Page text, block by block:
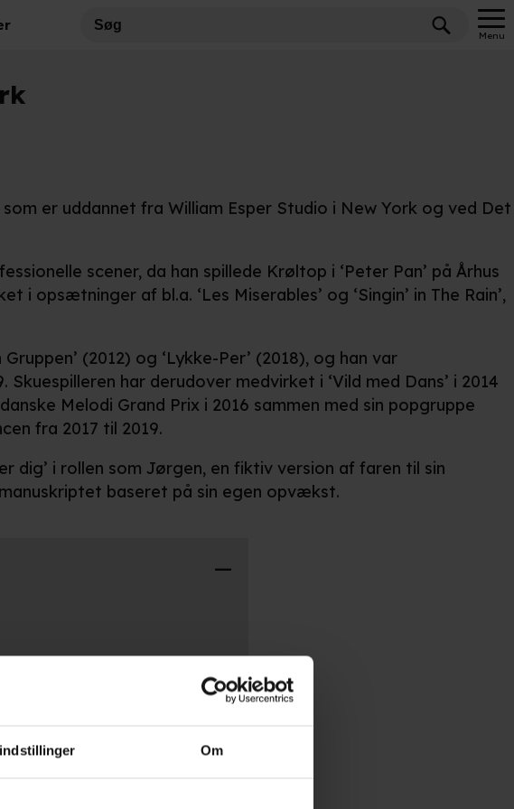
Om
Menu
er uddannet fra William Esper Studio i New York og ved Det
scener, da han spillede Krøltop i ‘Peter Pan’ på Århus
opsætninger af bl.a. ‘Les Miserables’ og ‘Singin’ in The Rain’,
(2012) og ‘Lykke-Per’ (2018), og han var
Skuespilleren har derudover medvirket i ‘Vild med Dans’ i 2014
Melodi Grand Prix i 2016 sammen med sin popgruppe
fra 2017 til 2019.
dig’ i rollen som Jørgen, en fiktiv version af faren til sin
baseret på sin egen opvækst.